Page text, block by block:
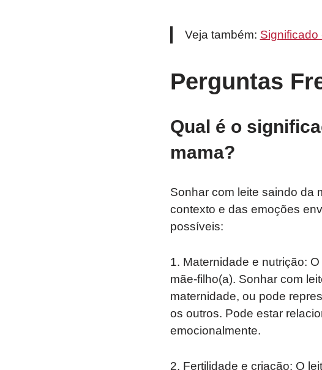
Veja também: Significado
Perguntas
Qual é o
mama?
Sonhar com leite saindo da
contexto e das emoções
possíveis:
1. Maternidade e nutrição:
mãe-filho(a). Sonhar com
maternidade, ou pode
os outros. Pode estar
emocionalmente.
2. Fertilidade e criação: O